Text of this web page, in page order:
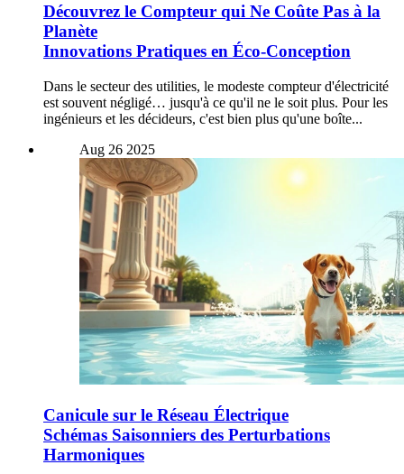
Découvrez le Compteur qui Ne Coûte Pas à la
Planète
Innovations Pratiques en Éco-Conception
Dans le secteur des utilities, le modeste compteur d'électricité
est souvent négligé… jusqu'à ce qu'il ne le soit plus. Pour les
ingénieurs et les décideurs, c'est bien plus qu'une boîte...
Aug 26 2025
Canicule sur le Réseau Électrique
Schémas Saisonniers des Perturbations
Harmoniques